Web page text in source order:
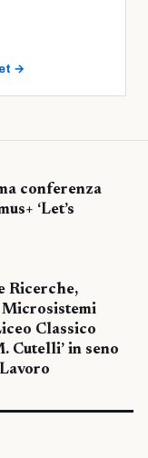
→
conferenza
‘Let’s
Ricerche,
Classico
Cutelli’ in seno